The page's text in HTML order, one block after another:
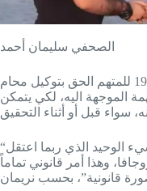
الصحفي سليمان أحمد
وفقاً لمبادئ المحاكمة الجزائية لسنة 1973 للمتهم الحق بتوكيل محام
التهمة الموجهة اليه، لكي يتمكن
“سليمان أحمد لم يرتكب جريمة والشيء الوحيد الذي ربما اعتقل
وهذا أمر قانوني تماماً